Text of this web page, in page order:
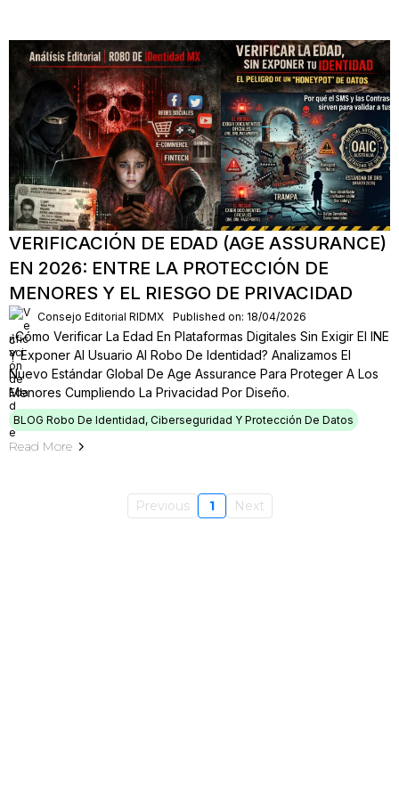
VERIFICACIÓN DE EDAD (AGE ASSURANCE)
EN 2026: ENTRE LA PROTECCIÓN DE
MENORES Y EL RIESGO DE PRIVACIDAD
Consejo Editorial RIDMX Published on: 18/04/2026
¿Cómo Verificar La Edad En Plataformas Digitales Sin Exigir El INE
Y Exponer Al Usuario Al Robo De Identidad? Analizamos El
Nuevo Estándar Global De Age Assurance Para Proteger A Los
Menores Cumpliendo La Privacidad Por Diseño.
BLOG Robo De Identidad, Ciberseguridad Y Protección De Datos
Read More
Previous 1 Next